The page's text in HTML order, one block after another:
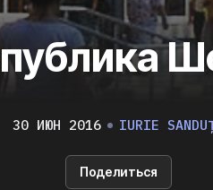
30 ИЮН 2016 IURIE
Поделиться